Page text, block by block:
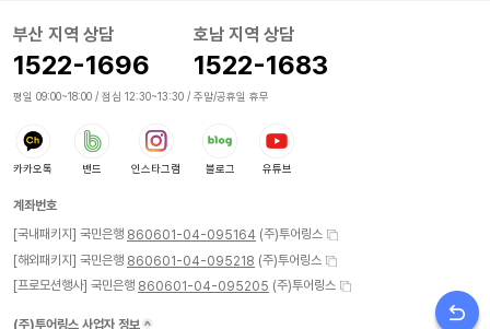
부산 지역 상담
1522-1696
호남 지역 상담
1522-1683
평일 09:00~18:00 / 점심 12:30~13:30 / 주말/공휴일 휴무
카카오톡 밴드 인스타그램 블로그 유튜브
계좌번호
[국내패키지] 국민은행 860601-04-095164 (주)투어링스
[해외패키지] 국민은행 860601-04-095218 (주)투어링스
[프로모션행사] 국민은행 860601-04-095205 (주)투어링스
(주)투어링스 사업자 정보